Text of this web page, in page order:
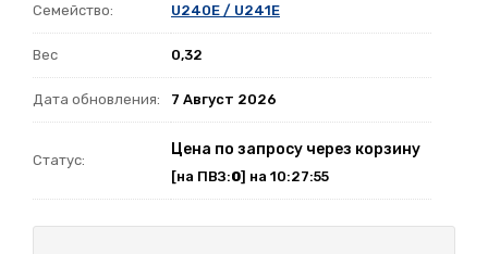
Семейство: U240E / U241E
Вес 0,32
Дата обновления: 7 Август 2026
Статус:
Цена по запросу через корзину
[на ПВЗ:0] на 10:27:55